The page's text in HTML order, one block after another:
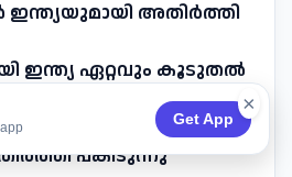
Get App
×
ഇന്ത്യയുമായി അതിർത്തി
ഇന്ത്യ ഏറ്റവും കൂടുതൽ
ഇന്ത്യ ഏറ്റവും
പങ്കിടുന്നു